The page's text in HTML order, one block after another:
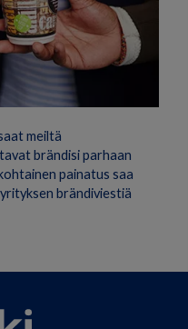
meiltä
brändisi parhaan
painatus saa
brändiviestiä